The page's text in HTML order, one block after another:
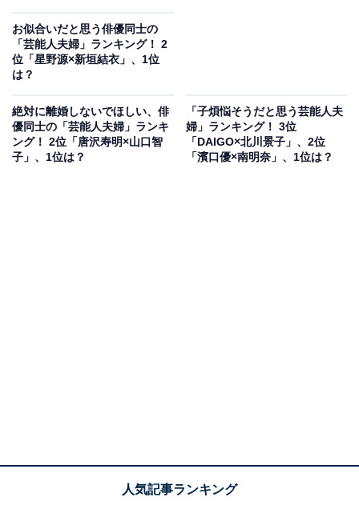
お似合いだと思う俳優同士の
「芸能人夫婦」ランキング！ 2
位「星野源×新垣結衣」、1位
は？
絶対に離婚しないでほしい、俳
優同士の「芸能人夫婦」ランキ
ング！ 2位「唐沢寿明×山口智
子」、1位は？
「子煩悩そうだと思う芸能人夫
婦」ランキング！ 3位
「DAIGO×北川景子」、2位
「濱口優×南明奈」、1位は？